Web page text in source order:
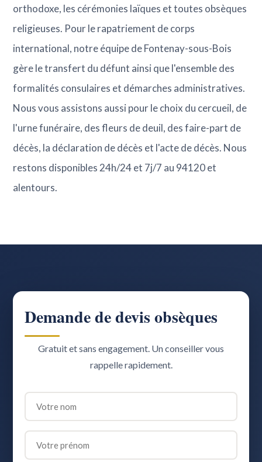
orthodoxe, les cérémonies laïques et toutes obsèques
religieuses. Pour le rapatriement de corps
international, notre équipe de Fontenay-sous-Bois
gère le transfert du défunt ainsi que l'ensemble des
formalités consulaires et démarches administratives.
Nous vous assistons aussi pour le choix du cercueil, de
l'urne funéraire, des fleurs de deuil, des faire-part de
décès, la déclaration de décès et l'acte de décès. Nous
restons disponibles 24h/24 et 7j/7 au 94120 et
alentours.
Demande de devis obsèques
Gratuit et sans engagement. Un conseiller vous
rappelle rapidement.